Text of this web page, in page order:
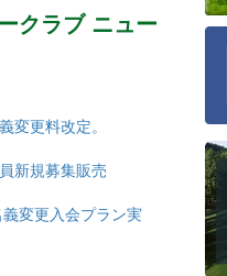
クラブ ニュー
変更料改定。
新規募集販売
変更入会プラン実